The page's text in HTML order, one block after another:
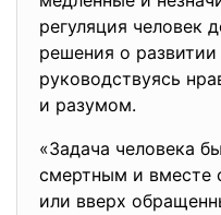
регуляция человек
решения о
руководствуясь
и разумом.
«Задача человека
смертным и вместе
или вверх